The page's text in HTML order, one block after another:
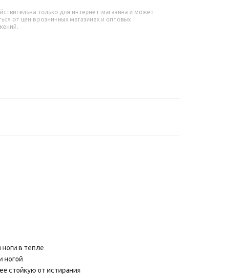
только для интернет-магазина и может
от цен в розничных магазинах и оптовых
в тепле
ногой
стойкую от истирания